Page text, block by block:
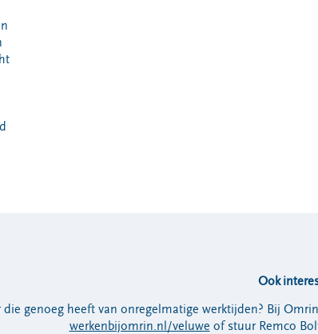
Ook
genoeg heeft van onregelmatige werktijden? Bij
werkenbijomrin.nl/veluwe of stuur Remco